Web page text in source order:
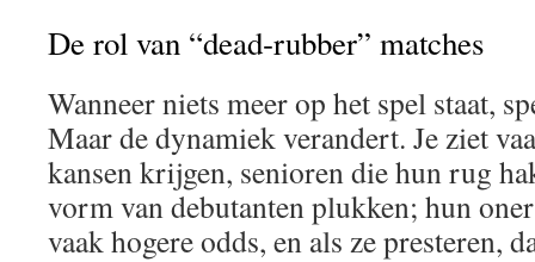
De rol van “dead‑rubber” matches
Wanneer niets meer op het spel staat,
Maar de dynamiek verandert. Je ziet
kansen krijgen, senioren die hun rug
vorm van debutanten plukken; hun
vaak hogere odds, en als ze presteren,